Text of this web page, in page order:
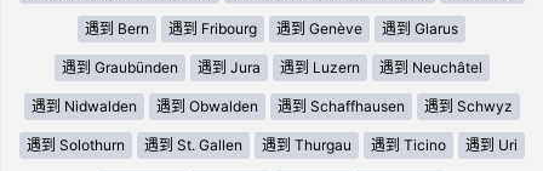
遇到 Bern 遇到 Fribourg 遇到 Genève 遇到 Glarus
遇到 Graubünden 遇到 Jura 遇到 Luzern 遇到 Neuchâtel
遇到 Nidwalden 遇到 Obwalden 遇到 Schaffhausen 遇到 Schwyz
遇到 Solothurn 遇到 St. Gallen 遇到 Thurgau 遇到 Ticino 遇到 Uri